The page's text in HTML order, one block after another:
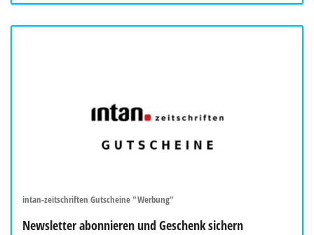
intan-zeitschriften Gutscheine "Werbung"
Newsletter abonnieren und Geschenk sichern